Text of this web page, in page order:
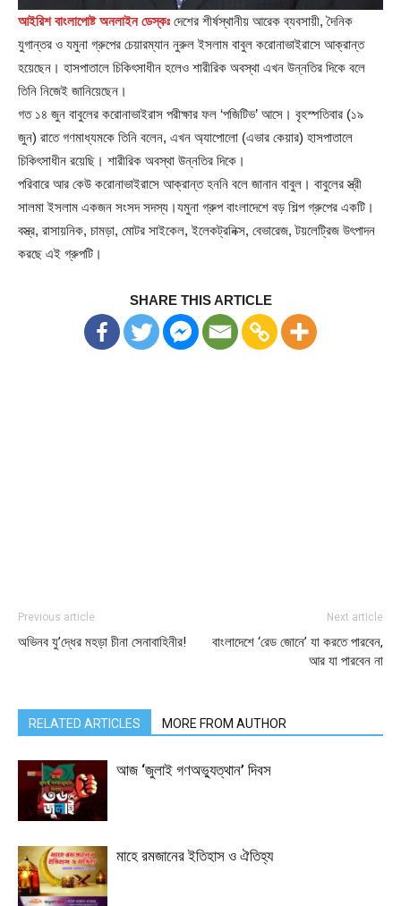
আইরিশ বাংলাপোষ্ট অনলাইন ডেস্কঃ দেশের শীর্ষস্থানীয় আরেক ব্যবসায়ী, দৈনিক
যুগান্তর ও যমুনা গ্রুপের চেয়ারম্যান নুরুল ইসলাম বাবুল করোনাভাইরাসে আক্রান্ত
হয়েছেন। হাসপাতালে চিকিৎসাধীন হলেও শারীরিক অবস্থা এখন উন্নতির দিকে বলে
তিনি নিজেই জানিয়েছেন।
গত ১৪ জুন বাবুলের করোনাভাইরাস পরীক্ষার ফল ‘পজিটিভ’ আসে। বৃহস্পতিবার (১৯
জুন) রাতে গণমাধ্যমকে তিনি বলেন, এখন অ্যাপোলো (এভার কেয়ার) হাসপাতালে
চিকিৎসাধীন রয়েছি। শারীরিক অবস্থা উন্নতির দিকে।
পরিবারে আর কেউ করোনাভাইরাসে আক্রান্ত হননি বলে জানান বাবুল। বাবুলের স্ত্রী
সালমা ইসলাম একজন সংসদ সদস্য।যমুনা গ্রুপ বাংলাদেশে বড় শিল্প গ্রুপের একটি।
বস্ত্র, রাসায়নিক, চামড়া, মোটর সাইকেল, ইলেকট্রনিক্স, বেভারেজ, টয়লেট্রিজ উৎপাদন
করছে এই গ্রুপটি।
SHARE THIS ARTICLE
Previous article
অভিনব যু’দ্ধের মহড়া চীনা সেনাবাহিনীর!
Next article
বাংলাদেশে ‘রেড জোনে’ যা করতে পারবেন,
আর যা পারবেন না
RELATED ARTICLES MORE FROM AUTHOR
আজ ‘জুলাই গণঅভ্যুত্থান’ দিবস
মাহে রমজানের ইতিহাস ও ঐতিহ্য